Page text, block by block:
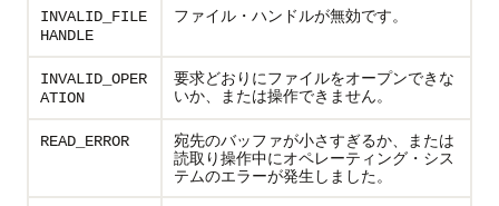
INVALID_FILE
HANDLE
ファイル・ハンドルが無効です。
INVALID_OPER
ATION
要求どおりにファイルをオープンできな
いか、または操作できません。
READ_ERROR
宛先のバッファが小さすぎるか、または
読取り操作中にオペレーティング・シス
テムのエラーが発生しました。